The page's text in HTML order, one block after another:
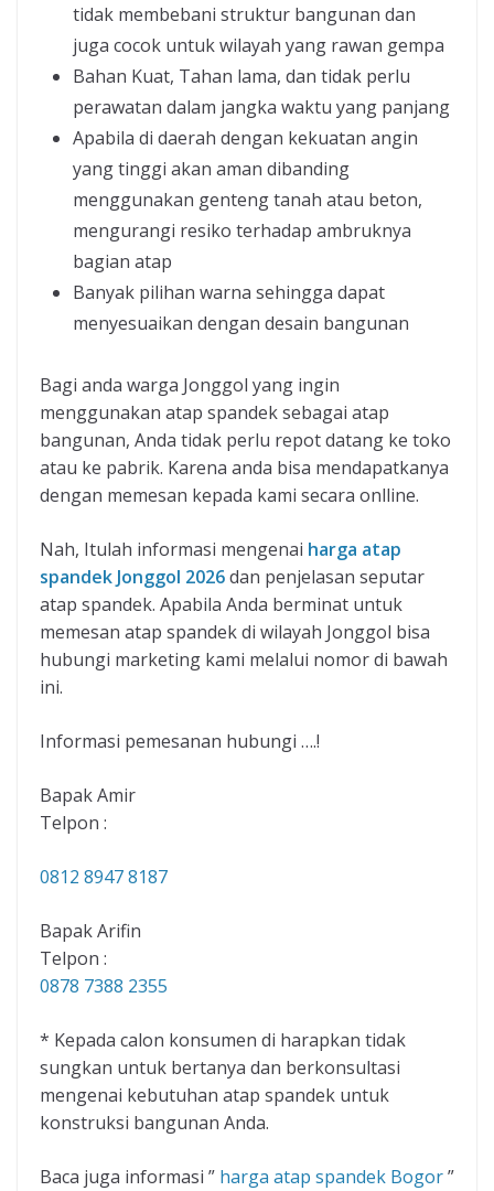
tidak membebani struktur bangunan dan
juga cocok untuk wilayah yang rawan gempa
Bahan Kuat, Tahan lama, dan tidak perlu
perawatan dalam jangka waktu yang panjang
Apabila di daerah dengan kekuatan angin
yang tinggi akan aman dibanding
menggunakan genteng tanah atau beton,
mengurangi resiko terhadap ambruknya
bagian atap
Banyak pilihan warna sehingga dapat
menyesuaikan dengan desain bangunan
Bagi anda warga Jonggol yang ingin
menggunakan atap spandek sebagai atap
bangunan, Anda tidak perlu repot datang ke toko
atau ke pabrik. Karena anda bisa mendapatkanya
dengan memesan kepada kami secara onlline.
Nah, Itulah informasi mengenai harga atap
spandek Jonggol 2026dan penjelasan seputar
atap spandek. Apabila Anda berminat untuk
memesan atap spandek di wilayah Jonggol bisa
hubungi marketing kami melalui nomor di bawah
ini.
Informasi pemesanan hubungi ….!
Bapak Amir
Telpon :
0812 8947 8187
Bapak Arifin
Telpon :
0878 7388 2355
* Kepada calon konsumen di harapkan tidak
sungkan untuk bertanya dan berkonsultasi
mengenai kebutuhan atap spandek untuk
konstruksi bangunan Anda.
Baca juga informasi ” harga atap spandek Bogor”